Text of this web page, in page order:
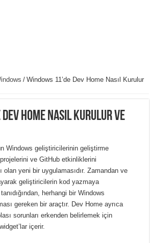
/ Windows 11’de Dev Home Nasıl Kurulur
Dev Home Nasıl Kurulur ve
Windows geliştiricilerinin geliştirme
projelerini ve GitHub etkinliklerini
olan yeni bir uygulamasıdır.Zamandan ve
geliştiricilerin kod yazmaya
herhangi bir Windows
gereken bir araçtır. Dev Home ayrıca
sorunları erkenden belirlemek için
içerir.